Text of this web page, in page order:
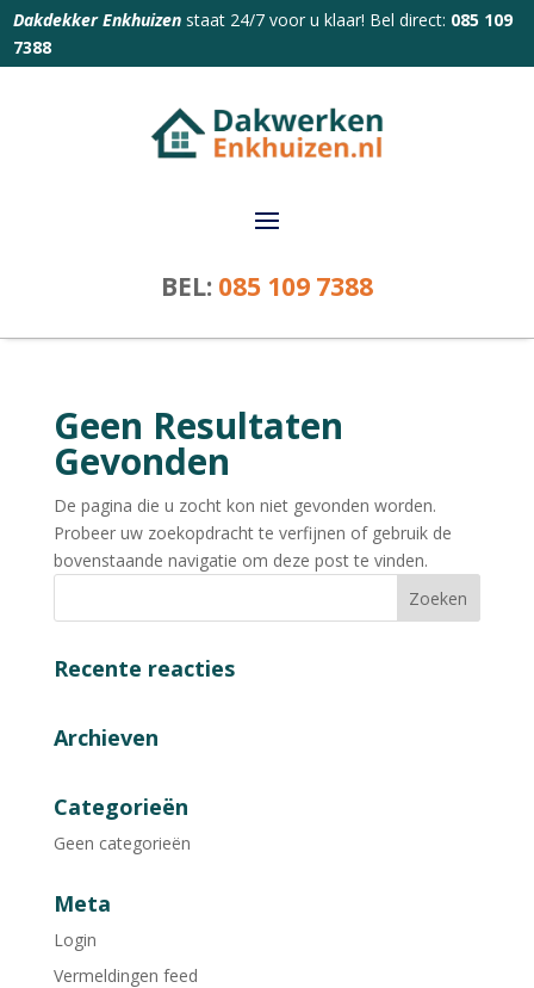
Dakdekker Enkhuizen staat 24/7 voor u klaar! Bel direct: 085 109
7388
BEL: 085 109 7388
Geen Resultaten
Gevonden
De pagina die u zocht kon niet gevonden worden.
Probeer uw zoekopdracht te verfijnen of gebruik de
bovenstaande navigatie om deze post te vinden.
Recente reacties
Archieven
Categorieën
Geen categorieën
Meta
Login
Vermeldingen feed